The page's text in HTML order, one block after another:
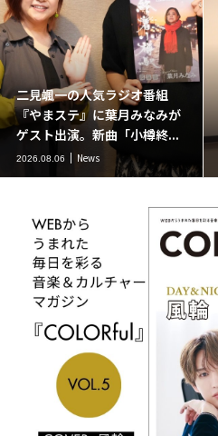
二見颯一の人気ラジオ番組
『やまステ』に葉月みなみが
ゲスト出演。新曲「小樽終...
2026.08.06 News